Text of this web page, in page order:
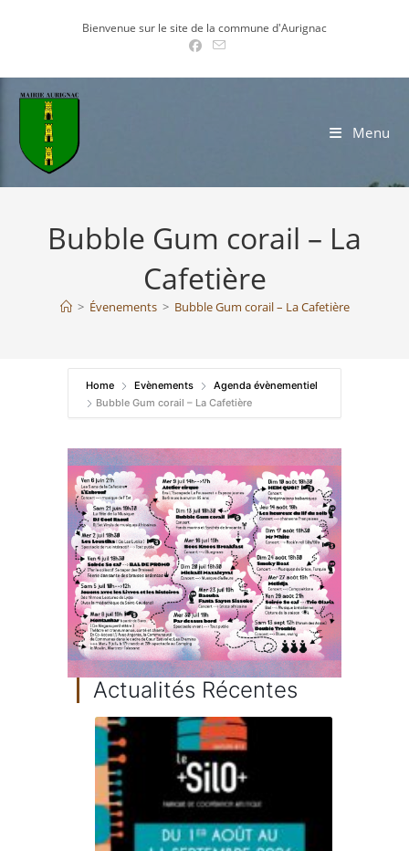
Bienvenue sur le site de la commune d'Aurignac
Menu
Bubble Gum corail – La
Cafetière
> Évenements > Bubble Gum corail – La Cafetière
Home Evènements
Agenda évènementiel
Bubble Gum corail – La Cafetière
Actualités Récentes